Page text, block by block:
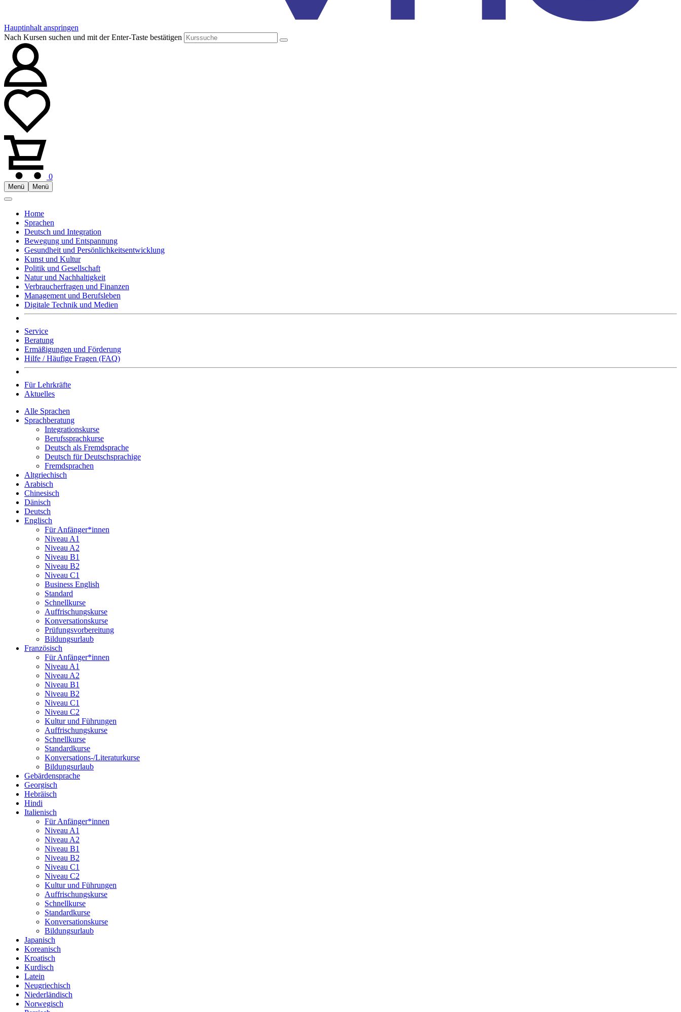
Hauptinhalt anspringen
Nach Kursen suchen und mit der Enter-Taste bestätigen
0
Menü Menü
Home
Sprachen
Deutsch und Integration
Bewegung und Entspannung
Gesundheit und Persönlichkeitsentwicklung
Kunst und Kultur
Politik und Gesellschaft
Natur und Nachhaltigkeit
Verbraucherfragen und Finanzen
Management und Berufsleben
Digitale Technik und Medien
Service
Beratung
Ermäßigungen und Förderung
Hilfe / Häufige Fragen (FAQ)
Für Lehrkräfte
Aktuelles
Alle Sprachen
Sprachberatung
Integrationskurse
Berufssprachkurse
Deutsch als Fremdsprache
Deutsch für Deutschsprachige
Fremdsprachen
Altgriechisch
Arabisch
Chinesisch
Dänisch
Deutsch
Englisch
Für Anfänger*innen
Niveau A1
Niveau A2
Niveau B1
Niveau B2
Niveau C1
Business English
Standard
Schnellkurse
Auffrischungskurse
Konversationskurse
Prüfungsvorbereitung
Bildungsurlaub
Französisch
Für Anfänger*innen
Niveau A1
Niveau A2
Niveau B1
Niveau B2
Niveau C1
Niveau C2
Kultur und Führungen
Auffrischungskurse
Schnellkurse
Standardkurse
Konversations-/Literaturkurse
Bildungsurlaub
Gebärdensprache
Georgisch
Hebräisch
Hindi
Italienisch
Für Anfänger*innen
Niveau A1
Niveau A2
Niveau B1
Niveau B2
Niveau C1
Niveau C2
Kultur und Führungen
Auffrischungskurse
Schnellkurse
Standardkurse
Konversationskurse
Bildungsurlaub
Japanisch
Koreanisch
Kroatisch
Kurdisch
Latein
Neugriechisch
Niederländisch
Norwegisch